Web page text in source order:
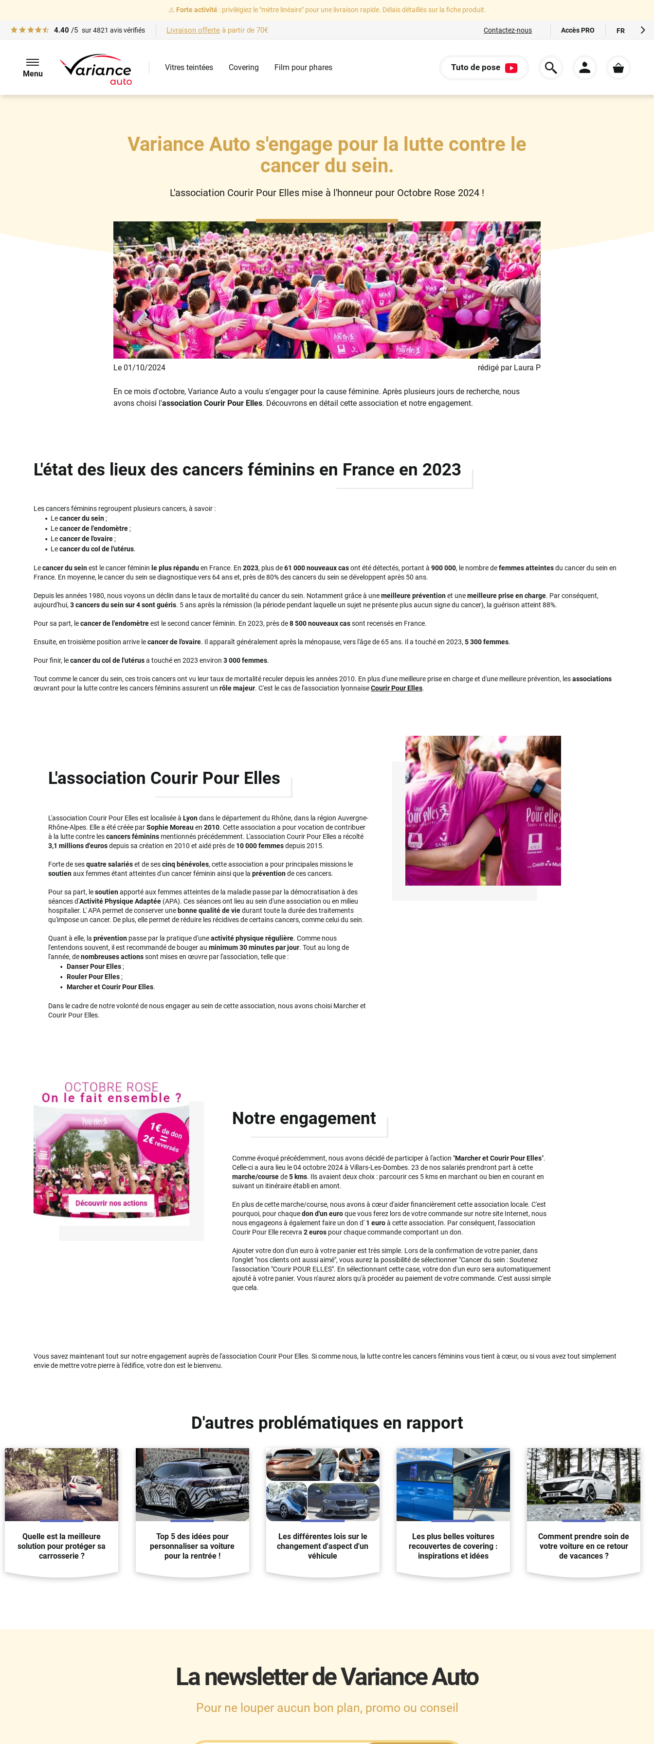
⚠️ Forte activité: privilégiez le "mètre linéaire" pour une livraison rapide. Délais détaillés sur la fiche produit.
4.40 /5 sur4821 avis vérifiés Livraison offerteà partir de 70€ Contactez-nous Accès PRO FR
DE
Menu
Vitres teintées Covering Film pour phares Tuto de pose
Le 01/10/2024 rédigé par Laura P
Variance Auto s'engage pour la lutte contre le
cancer du sein.
L'association Courir Pour Elles mise à l'honneur pour Octobre Rose 2024 !
En ce mois d'octobre, Variance Auto a voulu s'engager pour la cause féminine. Après plusieurs jours de recherche, nous
avons choisi l'association Courir Pour Elles. Découvrons en détail cette association et notre engagement.
L'état des lieux des cancers féminins en France en 2023
Les cancers féminins regroupent plusieurs cancers, à savoir :
Lecancer du sein;
Lecancer de l'endomètre;
Lecancer de l'ovaire;
Lecancer du col de l'utérus.
Lecancer du seinest le cancer féminin le plus répanduen France. En 2023, plus de61 000 nouveaux casont été détectés, portant à 900 000, le nombre defemmes atteintesdu cancer du sein en
France. En moyenne, le cancer du sein se diagnostique vers 64 ans et, près de 80% des cancers du sein se développent après 50 ans.
Depuis les années 1980, nous voyons un déclin dans le taux de mortalité du cancer du sein. Notamment grâce à unemeilleure préventionet unemeilleure prise en charge. Par conséquent,
aujourd'hui, 3 cancers du sein sur 4 sont guéris. 5 ans après la rémission (la période pendant laquelle un sujet ne présente plus aucun signe du cancer), la guérison atteint 88%.
Pour sa part, lecancer de l'endomètreest le second cancer féminin. En 2023, près de8 500 nouveaux cassont recensés en France.
Ensuite, en troisième position arrive lecancer de l'ovaire. Il apparaît généralement après la ménopause, vers l'âge de 65 ans. Il a touché en 2023, 5 300 femmes.
Pour finir, lecancer du col de l'utérusa touché en 2023 environ 3 000 femmes.
Tout comme le cancer du sein, ces trois cancers ont vu leur taux de mortalité reculer depuis les années 2010. En plus d'une meilleure prise en charge et d'une meilleure prévention, lesassociations
œuvrant pour la lutte contre les cancers féminins assurent un rôle majeur. C'est le cas de l'association lyonnaiseCourir Pour Elles.
L'association Courir Pour Elles
L'association Courir Pour Elles est localisée àLyondans le département du Rhône, dans la région Auvergne-
Rhône-Alpes. Elle a été créée parSophie Moreauen2010. Cette association a pour vocation de contribuer
à la lutte contre lescancers féminins mentionnés précédemment. L'association Courir Pour Elles a récolté
3,1 millions d'eurosdepuis sa création en 2010 et aidé près de 10 000 femmesdepuis 2015.
Forte de sesquatre salariéset de sescinq bénévoles, cette association a pour principales missions le
soutienaux femmes étant atteintes d'un cancer féminin ainsi que lapréventionde ces cancers.
Pour sa part, lesoutienapporté aux femmes atteintes de la maladie passe par la démocratisation à des
séances d'Activité Physique Adaptée (APA). Ces séances ont lieu au sein d'une association ou en milieu
hospitalier. L' APA permet de conserver une bonne qualité de viedurant toute la durée des traitements
qu'impose un cancer. De plus, elle permet de réduire les récidives de certains cancers, comme celui du sein.
Quant à elle, laprévention passe par la pratique d'uneactivité physique régulière. Comme nous
l'entendons souvent, il est recommandé de bouger auminimum 30 minutes par jour. Tout au long de
l'année, denombreuses actionssont mises en œuvre par l'association, telle que :
Danser Pour Elles;
Rouler Pour Elles;
Marcher et Courir Pour Elles.
Dans le cadre de notre volonté de nous engager au sein de cette association, nous avons choisi Marcher et
Courir Pour Elles.
Notre engagement
Comme évoqué précédemment, nous avons décidé de participer à l'action "Marcher et Courir Pour Elles".
Celle-ci a aura lieu le 04 octobre 2024 à Villars-Les-Dombes. 23 de nos salariés prendront part à cette
marche/coursede5 kms. Ils avaient deux choix : parcourir ces 5 kms en marchant ou bien en courant en
suivant un itinéraire établi en amont.
En plus de cette marche/course, nous avons à cœur d'aider financièrement cette association locale. C'est
pourquoi, pour chaquedon d'un euroque vous ferez lors de votre commande sur notre site Internet, nous
nous engageons à également faire un don d' 1 euroà cette association. Par conséquent, l'association
Courir Pour Elle recevra2 euros pour chaque commande comportant un don.
Ajouter votre don d'un euro à votre panier est très simple. Lors de la confirmation de votre panier, dans
l'onglet "nos clients ont aussi aimé", vous aurez la possibilité de sélectionner "Cancer du sein : Soutenez
l'association "Courir POUR ELLES". En sélectionnant cette case, votre don d'un euro sera automatiquement
ajouté à votre panier. Vous n'aurez alors qu'à procéder au paiement de votre commande. C'est aussi simple
que cela.
Vous savez maintenant tout sur notre engagement auprès de l'association Courir Pour Elles. Si comme nous, la lutte contre les cancers féminins vous tient à cœur, ou si vous avez tout simplement
envie de mettre votre pierre à l'édifice, votre don est le bienvenu.
D'autres problématiques en rapport
Quelle est la meilleure
solution pour protéger sa
carrosserie ?
Top 5 des idées pour
personnaliser sa voiture
pour la rentrée !
Les différentes lois sur le
changement d'aspect d'un
véhicule
Les plus belles voitures
recouvertes de covering :
inspirations et idées
Comment prendre soin de
votre voiture en ce retour
de vacances ?
La newsletter de Variance Auto
Pour ne louper aucun bon plan, promo ou conseil